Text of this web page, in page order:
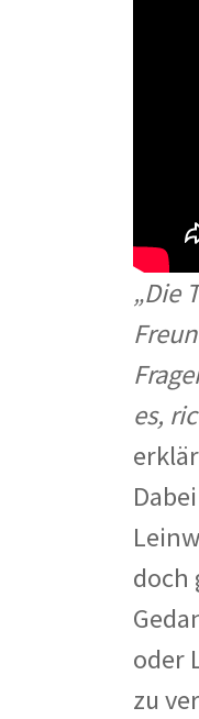
„Die
es,
doch
oder
zu